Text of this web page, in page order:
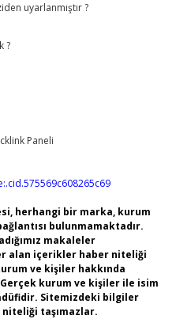
uyarlanmıştır ?
?
herhangi bir marka, kurum
bulunmamaktadır.
makaleler
alan içerikler haber niteliği
ve kişiler hakkında
kurum ve kişiler ile isim
Sitemizdeki bilgiler
taşımazlar.